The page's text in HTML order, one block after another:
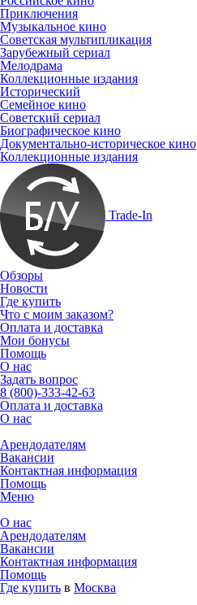
Приключения
Музыкальное кино
Советская мультипликация
Зарубежный сериал
Мелодрама
Коллекционные издания
Исторический
Семейное кино
Советский сериал
Биографическое кино
Документально-историческое кино
Коллекционные издания
Trade-In
Обзоры
Новости
Где купить
Что с моим заказом?
Оплата и доставка
Мои бонусы
Помощь
О нас
Задать вопрос
8 (800)-333-42-63
Оплата и доставка
О нас
Арендодателям
Вакансии
Контактная информация
Помощь
Меню
О нас
Арендодателям
Вакансии
Контактная информация
Помощь
Где купить в Москва